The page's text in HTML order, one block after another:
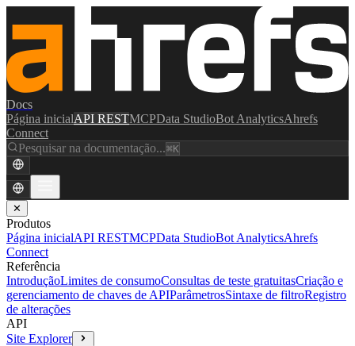
Docs
Página inicialAPI RESTMCPData StudioBot AnalyticsAhrefs
Connect
Pesquisar na documentação...⌘K
✕
Produtos
Página inicialAPI RESTMCPData StudioBot AnalyticsAhrefs
Connect
Referência
IntroduçãoLimites de consumoConsultas de teste gratuitasCriação e
gerenciamento de chaves de APIParâmetrosSintaxe de filtroRegistro
de alterações
API
Site Explorer